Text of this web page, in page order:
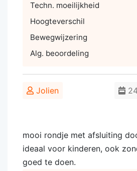
Techn. moeilijkheid
Hoogteverschil
Bewegwijzering
Alg. beoordeling
Jolien
mooi rondje met afsluiting
ideaal voor kinderen, ook
goed te doen.